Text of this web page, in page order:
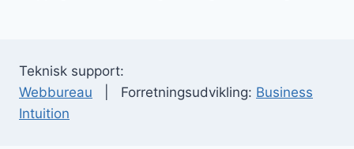
Teknisk support:
Webbureau | Forretningsudvikling: Business
Intuition